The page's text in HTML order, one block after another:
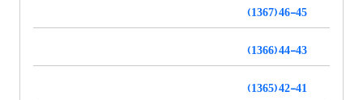
46-45 (1367)
44-43 (1366)
42-41 (1365)